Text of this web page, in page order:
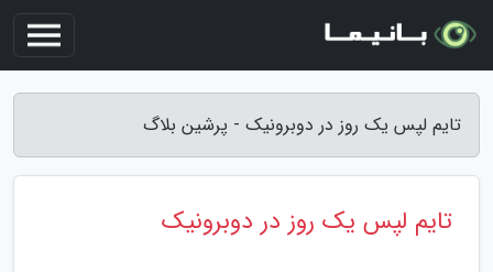
تایم لپس یک روز در دوبرونیک - پرشین بلاگ
تایم لپس یک روز در دوبرونیک